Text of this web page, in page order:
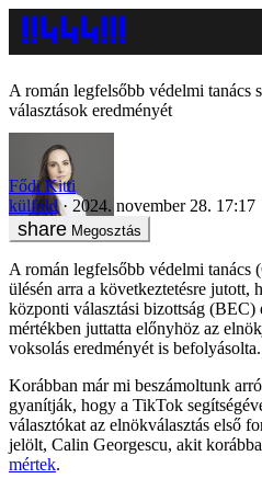
A román legfelsőbb védelmi tanács
választások eredményét
Fődi Kitti
külföld
2024. november 28. 17:17
Megosztás
A román legfelsőbb védelmi
ülésén arra a következtetésre jutott,
központi választási bizottság (BEC)
mértékben juttatta előnyhöz az
voksolás eredményét is befolyásolta.
Korábban már mi beszámoltunk
gyanítják, hogy a TikTok
választókat az elnökválasztás első
jelölt, Calin Georgescu, akit
mértek.